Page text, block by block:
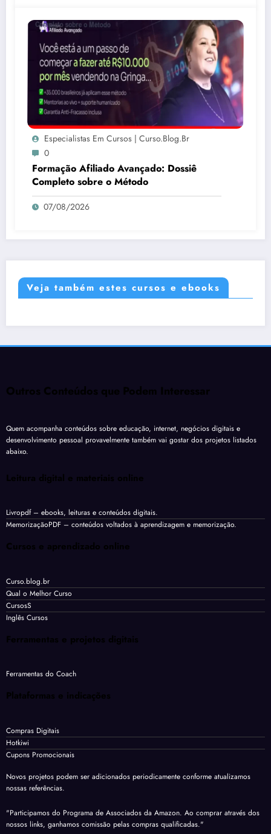
Especialistas Em Cursos | Curso.blog.br
0
Formação Afiliado Avançado: Dossiê
Completo sobre o Método
07/08/2026
Veja também estes cursos e ebooks
Outros Conteúdos que Podem Interessar
Quem acompanha conteúdos sobre educação, internet, negócios digitais e
desenvolvimento pessoal provavelmente também vai gostar dos projetos listados
abaixo.
Leitura digital e materiais online
Livropdf– ebooks, leituras e conteúdos digitais.
MemorizaçãoPDF – conteúdos voltados à aprendizagem e memorização.
Cursos e aprendizado online
Curso.blog.br
Qual o Melhor Curso
CursosS
Inglês Cursos
Ferramentas e projetos digitais
Ferramentas do Coach
Plataformas e indicações
Compras Digitais
Hotkiwi
Cupons Promocionais
Novos projetos podem ser adicionados periodicamente conforme atualizamos
nossas referências.
"Participamos do Programa de Associados da Amazon. Ao comprar através dos
nossos links, ganhamos comissão pelas compras qualificadas."